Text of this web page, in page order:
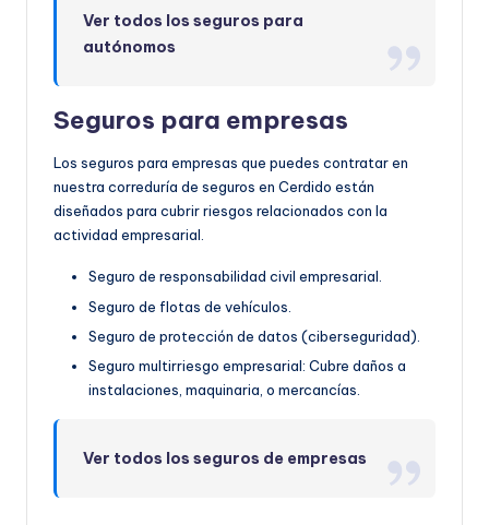
Ver todos los seguros para
autónomos
Seguros para empresas
Los seguros para empresas que puedes contratar en
nuestra correduría de seguros en Cerdido están
diseñados para cubrir riesgos relacionados con la
actividad empresarial.
Seguro de responsabilidad civil empresarial.
Seguro de flotas de vehículos.
Seguro de protección de datos (ciberseguridad).
Seguro multirriesgo empresarial: Cubre daños a
instalaciones, maquinaria, o mercancías.
Ver todos los seguros de empresas